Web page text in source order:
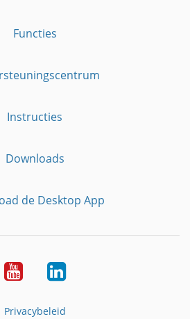
Functies
Instructies
Downloads
de Desktop App
YouTubeLinkedIn
Privacybeleid